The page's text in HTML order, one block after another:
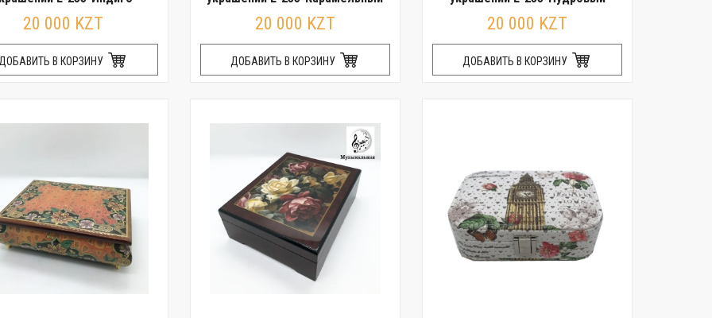
20 000 KZT
В КОРЗИНУ
20 000 KZT
ДОБАВИТЬ В КОРЗИНУ
20 000 KZT
ДОБАВИТЬ В КОРЗИНУ